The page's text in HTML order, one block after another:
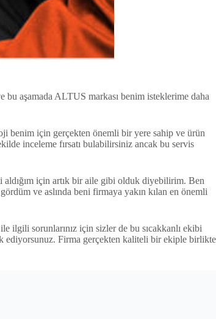
aşamada ALTUS markası benim isteklerime daha
benim için gerçekten önemli bir yere sahip ve ürün
inceleme fırsatı bulabilirsiniz ancak bu servis
aldığım için artık bir aile gibi olduk diyebilirim. Ben
ve aslında beni firmaya yakın kılan en önemli
ilgili sorunlarınız için sizler de bu sıcakkanlı ekibi
ediyorsunuz. Firma gerçekten kaliteli bir ekiple birlikte